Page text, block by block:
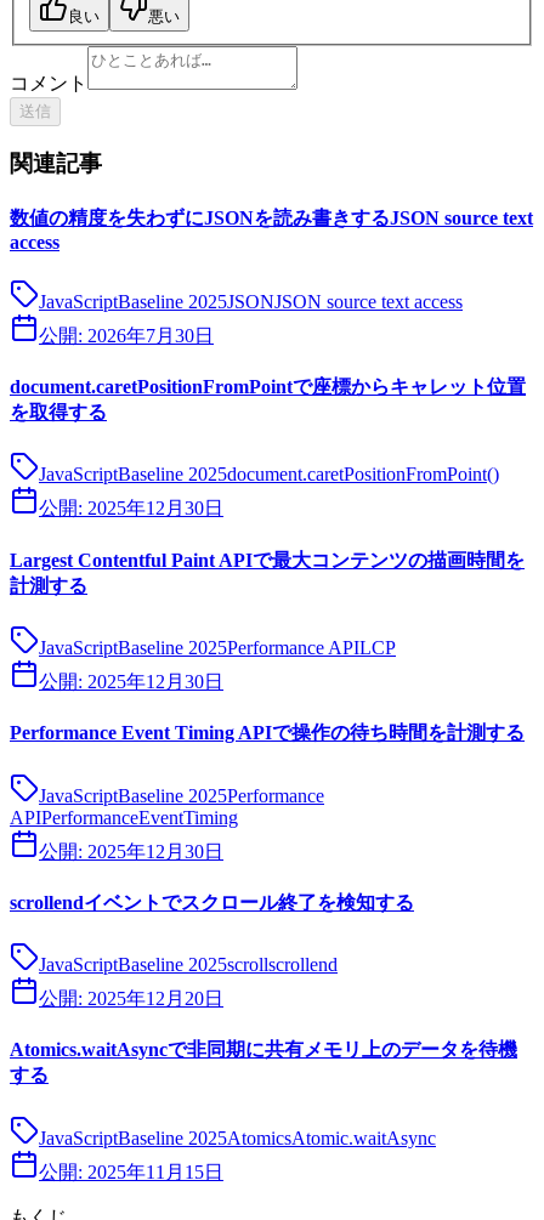
良い 悪い
コメント
送信
関連記事
数値の精度を失わずにJSONを読み書きするJSON source text
access
JavaScriptBaseline 2025JSONJSON source text access
公開: 2026年7月30日
document.caretPositionFromPointで座標からキャレット位置
を取得する
JavaScriptBaseline 2025document.caretPositionFromPoint()
公開: 2025年12月30日
Largest Contentful Paint APIで最大コンテンツの描画時間を
計測する
JavaScriptBaseline 2025Performance APILCP
公開: 2025年12月30日
Performance Event Timing APIで操作の待ち時間を計測する
JavaScriptBaseline 2025Performance
APIPerformanceEventTiming
公開: 2025年12月30日
scrollendイベントでスクロール終了を検知する
JavaScriptBaseline 2025scrollscrollend
公開: 2025年12月20日
Atomics.waitAsyncで非同期に共有メモリ上のデータを待機
する
JavaScriptBaseline 2025AtomicsAtomic.waitAsync
公開: 2025年11月15日